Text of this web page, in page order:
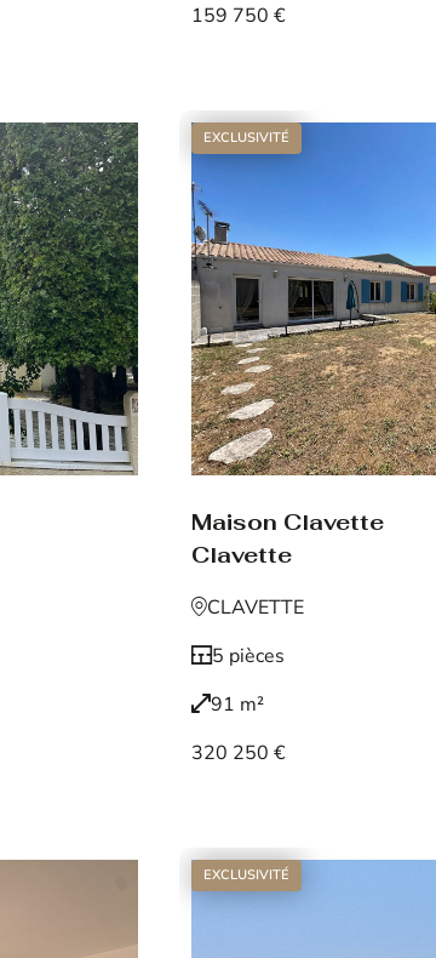
159 750 €
EXCLUSIVITÉ
Maison Clavette
Clavette
CLAVETTE
5 pièces
91 m²
320 250 €
EXCLUSIVITÉ